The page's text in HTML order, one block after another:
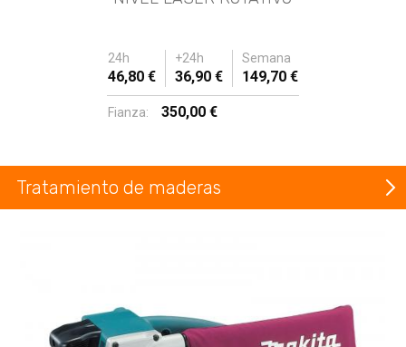
24h +24h Semana
46,80 € 36,90 € 149,70 €
Fianza: 350,00 €
Tratamiento de maderas